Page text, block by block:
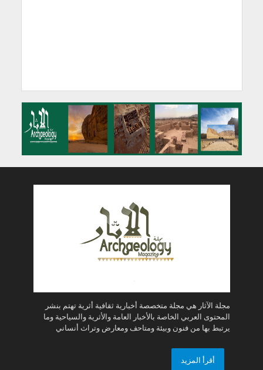
مجلة الآثار هي مجلة متخصصة أخبارية ثقافية أثرية تهتم بنشر
المحتوى العربي الخاصة بالأخبار العامة والأثرية والسياحية وما
يرتبط بها من فنون وبيئة ومتاحف ومعارض وتراث أنساني
أقرأ المزيد